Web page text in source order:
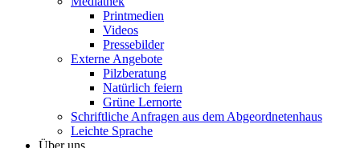
Printmedien
Videos
Pressebilder
Externe Angebote
Pilzberatung
Natürlich feiern
Grüne Lernorte
Schriftliche Anfragen aus dem Abgeordnetenhaus
Leichte Sprache
Über uns